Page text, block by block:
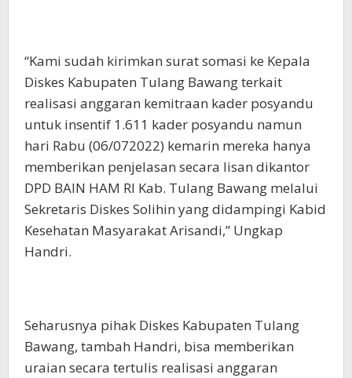
“Kami sudah kirimkan surat somasi ke Kepala
Diskes Kabupaten Tulang Bawang terkait
realisasi anggaran kemitraan kader posyandu
untuk insentif 1.611 kader posyandu namun
hari Rabu (06/072022) kemarin mereka hanya
memberikan penjelasan secara lisan dikantor
DPD BAIN HAM RI Kab. Tulang Bawang melalui
Sekretaris Diskes Solihin yang didampingi Kabid
Kesehatan Masyarakat Arisandi,” Ungkap
Handri.
Seharusnya pihak Diskes Kabupaten Tulang
Bawang, tambah Handri, bisa memberikan
uraian secara tertulis realisasi anggaran